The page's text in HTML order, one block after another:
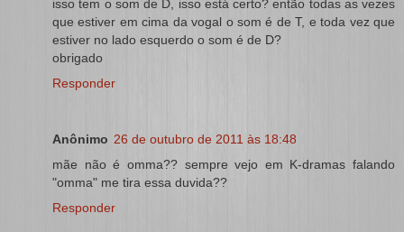
isso tem o som de D, isso está certo? então todas as vezes
que estiver em cima da vogal o som é de T, e toda vez que
estiver no lado esquerdo o som é de D?
obrigado
Responder
Anônimo 26 de outubro de 2011 às 18:48
mãe não é omma?? sempre vejo em K-dramas falando
"omma" me tira essa duvida??
Responder